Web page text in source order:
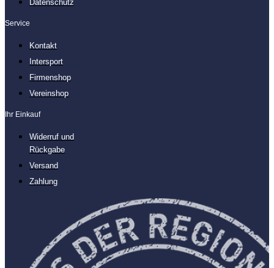
Datenschutz
Service
Kontakt
Intersport
Firmenshop
Vereinshop
Ihr Einkauf
Widerruf und
Rückgabe
Versand
Zahlung